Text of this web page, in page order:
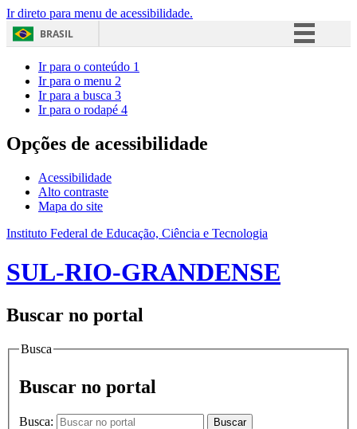
Ir direto para menu de acessibilidade.
BRASIL
Acesso à informação
Ir para o conteúdo 1
Ir para o menu 2
Ir para a busca 3
Ir para o rodapé 4
Opções de acessibilidade
Acessibilidade
Alto contraste
Mapa do site
Instituto Federal de Educação, Ciência e Tecnologia
SUL-RIO-GRANDENSE
Buscar no portal
Busca
Buscar no portal
Busca: Buscar